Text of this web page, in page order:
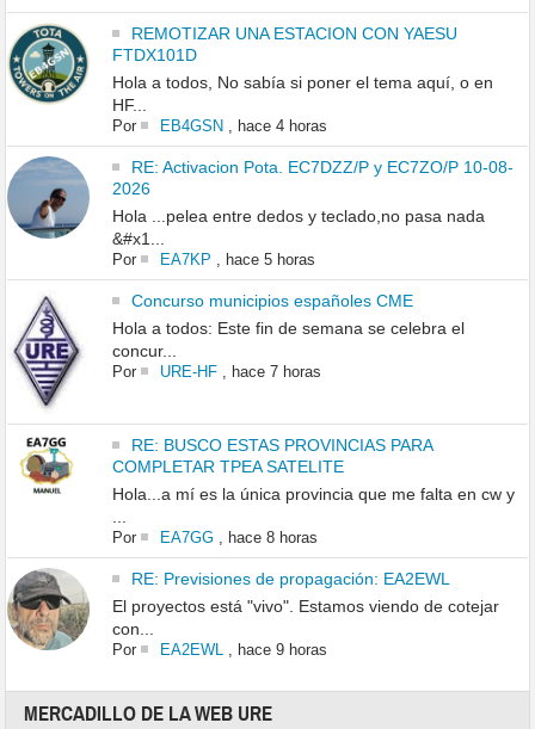
REMOTIZAR UNA ESTACION CON YAESU
FTDX101D
Hola a todos, No sabía si poner el tema aquí, o en
HF...
Por EB4GSN, hace 4 horas
RE: Activacion Pota. EC7DZZ/P y EC7ZO/P 10-08-
2026
Hola ...pelea entre dedos y teclado,no pasa nada
&#x1...
Por EA7KP hace 5 horas
Concurso municipios españoles CME
Hola a todos: Este fin de semana se celebra el
concur...
Por URE-HF, hace 7 horas
RE: BUSCO ESTAS PROVINCIAS PARA
COMPLETAR TPEA SATELITE
Hola...a mí es la única provincia que me falta en cw y
Por EA7GG, hace 8 horas
RE: Previsiones de propagación: EA2EWL
El proyectos está "vivo". Estamos viendo de cotejar
con...
Por EA2EWL, hace 9 horas
MERCADILLO DE LA WEB URE